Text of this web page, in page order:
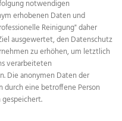
notwendigen
erhobenen Daten und
Reinigung" daher
ausgewertet, den Datenschutz
zu erhöhen, um letztlich
verarbeiteten
Die anonymen Daten der
eine betroffene Person